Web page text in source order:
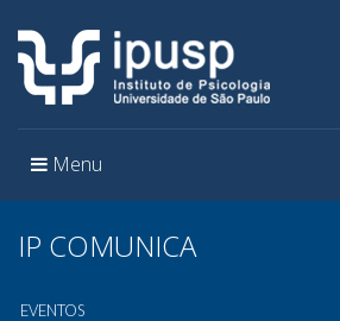
Toggle
Menu
IP COMUNICA
EVENTOS